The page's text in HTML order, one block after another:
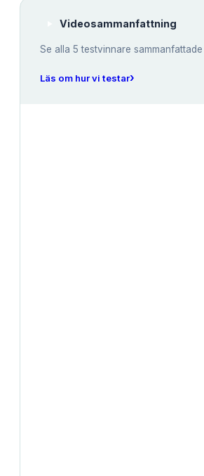
Videosammanfattning
Se alla 5 testvinnare
Läs om hur vi testar›